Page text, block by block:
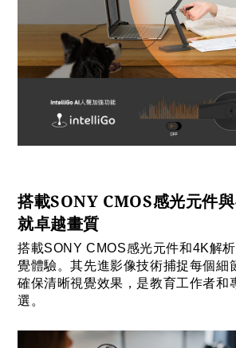
搭載SONY CMOS感光元件
就卓越畫質
搭載SONY CMOS感光元件和4K解
覺體驗。其先進影像技術捕捉每個細
確保清晰視覺效果，是教育工作者和
選。